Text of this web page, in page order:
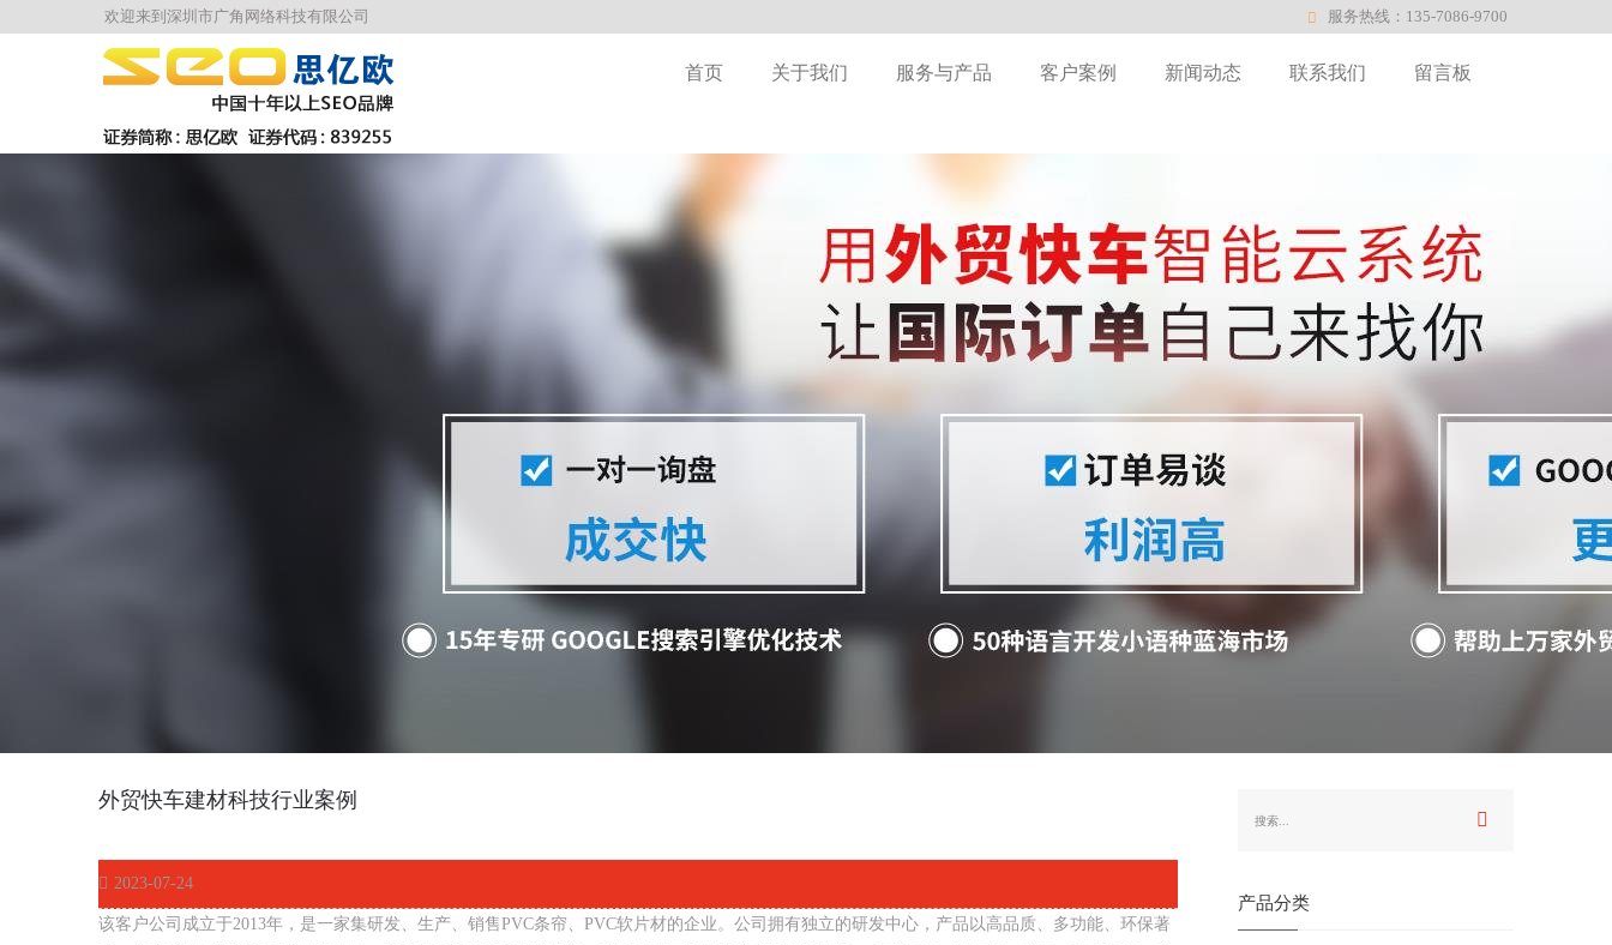
欢迎来到深圳市广角网络科技有限公司 服务热线：135-7086-9700
首页 关于我们 服务与产品 客户案例 新闻动态 联系我们 留言板
外贸快车建材科技行业案例
2023-07-24
该客户公司成立于2013年，是一家集研发、生产、销售PVC条帘、PVC软片材的企业。公司拥有独立的研发中心，产品以高品质、多功能、环保著
产品分类